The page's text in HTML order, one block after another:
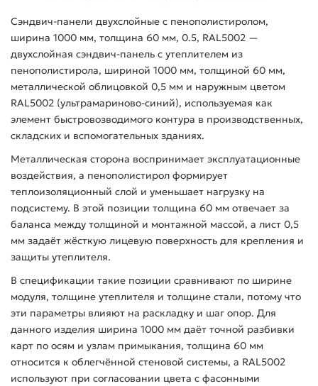
Сэндвич-панели двухслойные с пенополистиролом,
ширина 1000 мм, толщина 60 мм, 0.5, RAL5002 —
двухслойная сэндвич-панель с утеплителем из
пенополистирола, шириной 1000 мм, толщиной 60 мм,
металлической облицовкой 0,5 мм и наружным цветом
RAL5002 (ультрамариново-синий), используемая как
элемент быстровозводимого контура в производственных,
складских и вспомогательных зданиях.
Металлическая сторона воспринимает эксплуатационные
воздействия, а пенополистирол формирует
теплоизоляционный слой и уменьшает нагрузку на
подсистему. В этой позиции толщина 60 мм отвечает за
баланса между толщиной и монтажной массой, а лист 0,5
мм задаёт жёсткую лицевую поверхность для крепления и
защиты утеплителя.
В спецификации такие позиции сравнивают по ширине
модуля, толщине утеплителя и толщине стали, потому что
эти параметры влияют на раскладку и шаг опор. Для
данного изделия ширина 1000 мм даёт точной разбивки
карт по осям и узлам примыкания, толщина 60 мм
относится к облегчённой стеновой системы, а RAL5002
используют при согласовании цвета с фасонными